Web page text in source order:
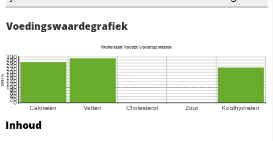
Voedingswaardegrafiek
Inhoud